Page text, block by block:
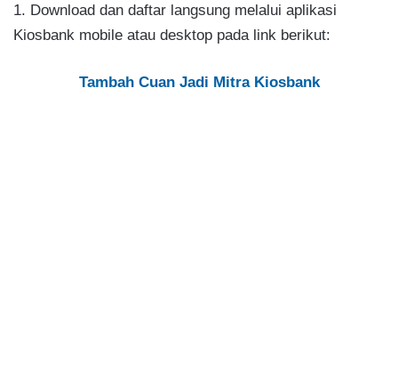
1. Download dan daftar langsung melalui aplikasi
Kiosbank mobile atau desktop pada link berikut:
Tambah Cuan Jadi Mitra Kiosbank